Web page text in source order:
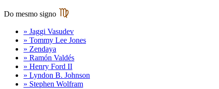
Do mesmo signo
» Jaggi Vasudev
» Tommy Lee Jones
» Zendaya
» Ramón Valdés
» Henry Ford II
» Lyndon B. Johnson
» Stephen Wolfram